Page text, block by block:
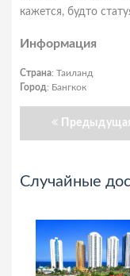
кажется, будто
Информация
Страна: Таиланд
Город: Бангкок
Случайные